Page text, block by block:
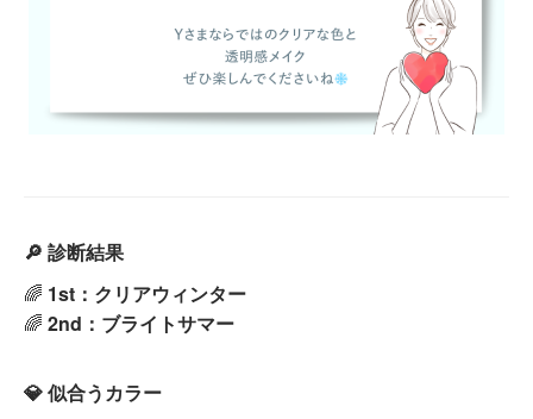
🔎 診断結果
🌈 1st：クリアウィンター
🌈 2nd：ブライトサマー
💎 似合うカラー